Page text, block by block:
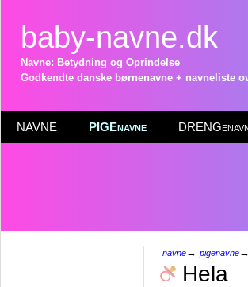
baby-navne.dk
Navne: Betydning og Oprindelse
Godkendte danske børnenavne + navneliste
NAVNE PIGEnavne
navne→ pigenavne→
Hela